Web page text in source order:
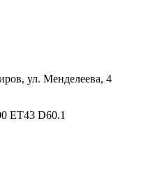
ул. Менделеева, 4